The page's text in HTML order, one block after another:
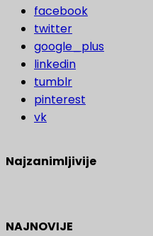
facebook
twitter
google_plus
linkedin
tumblr
pinterest
vk
Najzanimljivije
NAJNOVIJE